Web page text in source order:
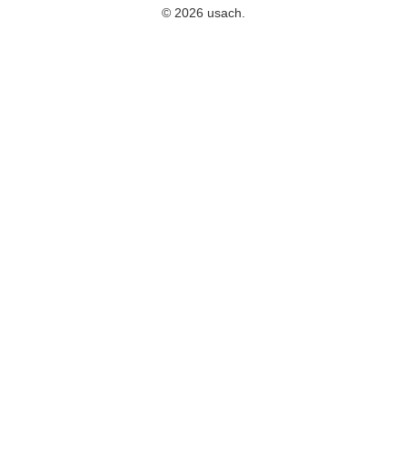
© 2026 usach.